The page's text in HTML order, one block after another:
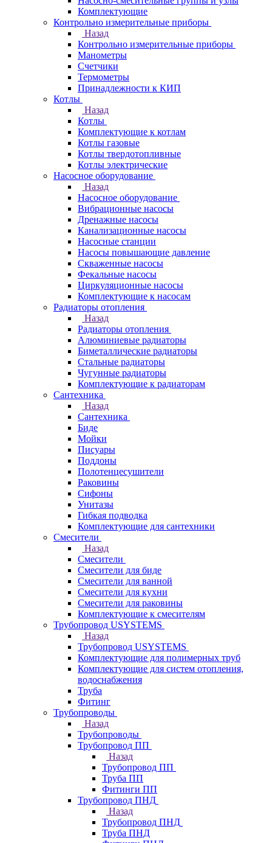
Комплектующие
Контрольно измерительные приборы
Назад
Контрольно измерительные приборы
Манометры
Счетчики
Термометры
Принадлежности к КИП
Котлы
Назад
Котлы
Комплектующие к котлам
Котлы газовые
Котлы твердотопливные
Котлы электрические
Насосное оборудование
Назад
Насосное оборудование
Вибрационные насосы
Дренажные насосы
Канализационные насосы
Насосные станции
Насосы повышающие давление
Скваженные насосы
Фекальные насосы
Циркуляционные насосы
Комплектующие к насосам
Радиаторы отопления
Назад
Радиаторы отопления
Алюминиевые радиаторы
Биметаллические радиаторы
Стальные радиаторы
Чугунные радиаторы
Комплектующие к радиаторам
Сантехника
Назад
Сантехника
Биде
Мойки
Писуары
Поддоны
Полотенцесушители
Раковины
Сифоны
Унитазы
Гибкая подводка
Комплектующие для сантехники
Смесители
Назад
Смесители
Смесители для биде
Смесители для ванной
Смесители для кухни
Смесители для раковины
Комплектующие к смесителям
Трубопровод USYSTEMS
Назад
Трубопровод USYSTEMS
Комплектующие для полимерных труб
Комплектующие для систем отопления,
водоснабжения
Труба
Фитинг
Трубопроводы
Назад
Трубопроводы
Трубопровод ПП
Назад
Трубопровод ПП
Труба ПП
Фитинги ПП
Трубопровод ПНД
Назад
Трубопровод ПНД
Труба ПНД